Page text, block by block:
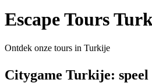
Escape Tours
Ontdek onze tours in Turkije
Citygame Turkije: